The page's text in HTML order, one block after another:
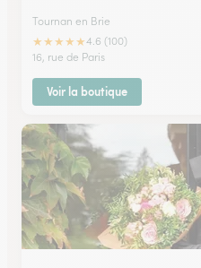
Tournan en Brie
★★★★★4.6 (100)
16, rue de Paris
Voir la boutique